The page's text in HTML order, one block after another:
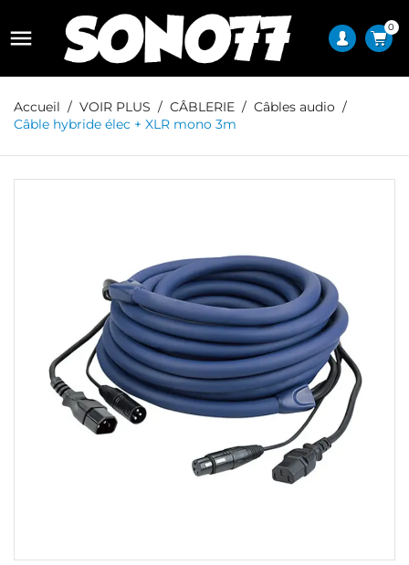
 0
Accueil VOIR PLUS CÂBLERIE
Câbles audio
Câble hybride élec + XLR mono 3m